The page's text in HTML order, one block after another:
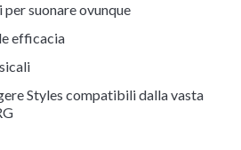
suonare ovunque
efficacia
Styles compatibili dalla vasta